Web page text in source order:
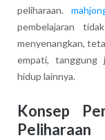
peliharaan.
pembelajaran
menyenangkan,
empati, tanggung
hidup lainnya.
Konsep
Peliharaan